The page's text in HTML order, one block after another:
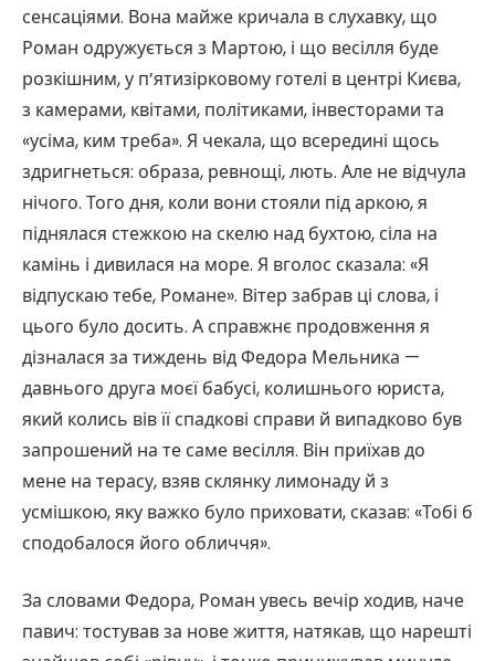
сенсаціями. Вона майже кричала в слухавку, що
Роман одружується з Мартою, і що весілля буде
розкішним, у п’ятизірковому готелі в центрі Києва,
з камерами, квітами, політиками, інвесторами та
«усіма, ким треба». Я чекала, що всередині щось
здригнеться: образа, ревнощі, лють. Але не відчула
нічого. Того дня, коли вони стояли під аркою, я
піднялася стежкою на скелю над бухтою, сіла на
камінь і дивилася на море. Я вголос сказала: «Я
відпускаю тебе, Романе». Вітер забрав ці слова, і
цього було досить. А справжнє продовження я
дізналася за тиждень від Федора Мельника —
давнього друга моєї бабусі, колишнього юриста,
який колись вів її спадкові справи й випадково був
запрошений на те саме весілля. Він приїхав до
мене на терасу, взяв склянку лимонаду й з
усмішкою, яку важко було приховати, сказав: «Тобі б
сподобалося його обличчя».
За словами Федора, Роман увесь вечір ходив, наче
павич: тостував за нове життя, натякав, що нарешті